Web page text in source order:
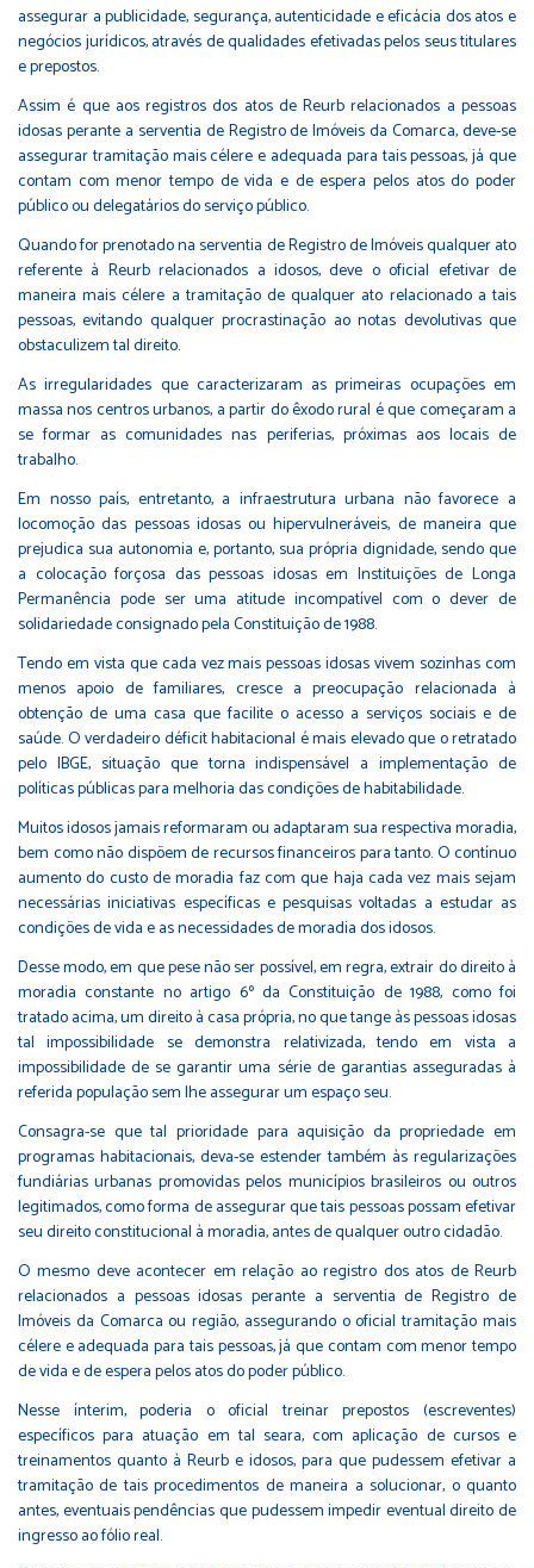
assegurar a publicidade, segurança, autenticidade e eficácia dos atos e
negócios jurídicos, através de qualidades efetivadas pelos seus titulares
e prepostos.
Assim é que aos registros dos atos de Reurb relacionados a pessoas
idosas perante a serventia de Registro de Imóveis da Comarca, deve-se
assegurar tramitação mais célere e adequada para tais pessoas, já que
contam com menor tempo de vida e de espera pelos atos do poder
público ou delegatários do serviço público.
Quando for prenotado na serventia de Registro de Imóveis qualquer ato
referente à Reurb relacionados a idosos, deve o oficial efetivar de
maneira mais célere a tramitação de qualquer ato relacionado a tais
pessoas, evitando qualquer procrastinação ao notas devolutivas que
obstaculizem tal direito.
As irregularidades que caracterizaram as primeiras ocupações em
massa nos centros urbanos, a partir do êxodo rural é que começaram a
se formar as comunidades nas periferias, próximas aos locais de
trabalho.
Em nosso país, entretanto, a infraestrutura urbana não favorece a
locomoção das pessoas idosas ou hipervulneráveis, de maneira que
prejudica sua autonomia e, portanto, sua própria dignidade, sendo que
a colocação forçosa das pessoas idosas em Instituições de Longa
Permanência pode ser uma atitude incompatível com o dever de
solidariedade consignado pela Constituição de 1988.
Tendo em vista que cada vez mais pessoas idosas vivem sozinhas com
menos apoio de familiares, cresce a preocupação relacionada à
obtenção de uma casa que facilite o acesso a serviços sociais e de
saúde. O verdadeiro déficit habitacional é mais elevado que o retratado
pelo IBGE, situação que torna indispensável a implementação de
políticas públicas para melhoria das condições de habitabilidade.
Muitos idosos jamais reformaram ou adaptaram sua respectiva moradia,
bem como não dispõem de recursos financeiros para tanto. O contínuo
aumento do custo de moradia faz com que haja cada vez mais sejam
necessárias iniciativas específicas e pesquisas voltadas a estudar as
condições de vida e as necessidades de moradia dos idosos.
Desse modo, em que pese não ser possível, em regra, extrair do direito à
moradia constante no artigo 6º da Constituição de 1988, como foi
tratado acima, um direito à casa própria, no que tange às pessoas idosas
tal impossibilidade se demonstra relativizada, tendo em vista a
impossibilidade de se garantir uma série de garantias asseguradas à
referida população sem lhe assegurar um espaço seu.
Consagra-se que tal prioridade para aquisição da propriedade em
programas habitacionais, deva-se estender também às regularizações
fundiárias urbanas promovidas pelos municípios brasileiros ou outros
legitimados, como forma de assegurar que tais pessoas possam efetivar
seu direito constitucional à moradia, antes de qualquer outro cidadão.
O mesmo deve acontecer em relação ao registro dos atos de Reurb
relacionados a pessoas idosas perante a serventia de Registro de
Imóveis da Comarca ou região, assegurando o oficial tramitação mais
célere e adequada para tais pessoas, já que contam com menor tempo
de vida e de espera pelos atos do poder público.
Nesse ínterim, poderia o oficial treinar prepostos (escreventes)
específicos para atuação em tal seara, com aplicação de cursos e
treinamentos quanto à Reurb e idosos, para que pudessem efetivar a
tramitação de tais procedimentos de maneira a solucionar, o quanto
antes, eventuais pendências que pudessem impedir eventual direito de
ingresso ao fólio real.